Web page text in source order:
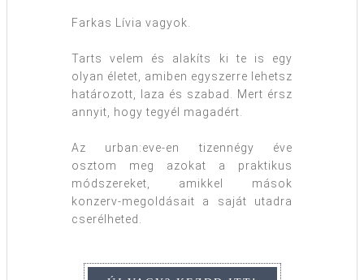
Farkas Lívia vagyok.
Tarts velem és alakíts ki te is egy
olyan életet, amiben egyszerre lehetsz
határozott, laza és szabad. Mert érsz
annyit, hogy tegyél magadért.
Az urban:eve-en tizennégy éve
osztom meg azokat a praktikus
módszereket, amikkel mások
konzerv-megoldásait a saját utadra
cserélheted.